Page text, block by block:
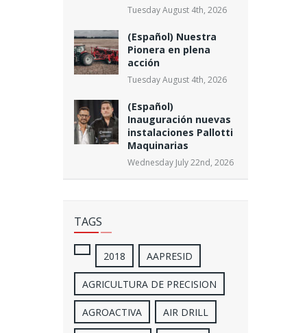
Tuesday August 4th, 2026
(Español) Nuestra
Pionera en plena
acción
Tuesday August 4th, 2026
(Español)
Inauguración nuevas
instalaciones Pallotti
Maquinarias
Wednesday July 22nd, 2026
TAGS
2018 AAPRESID
AGRICULTURA DE PRECISION
AGROACTIVA AIR DRILL